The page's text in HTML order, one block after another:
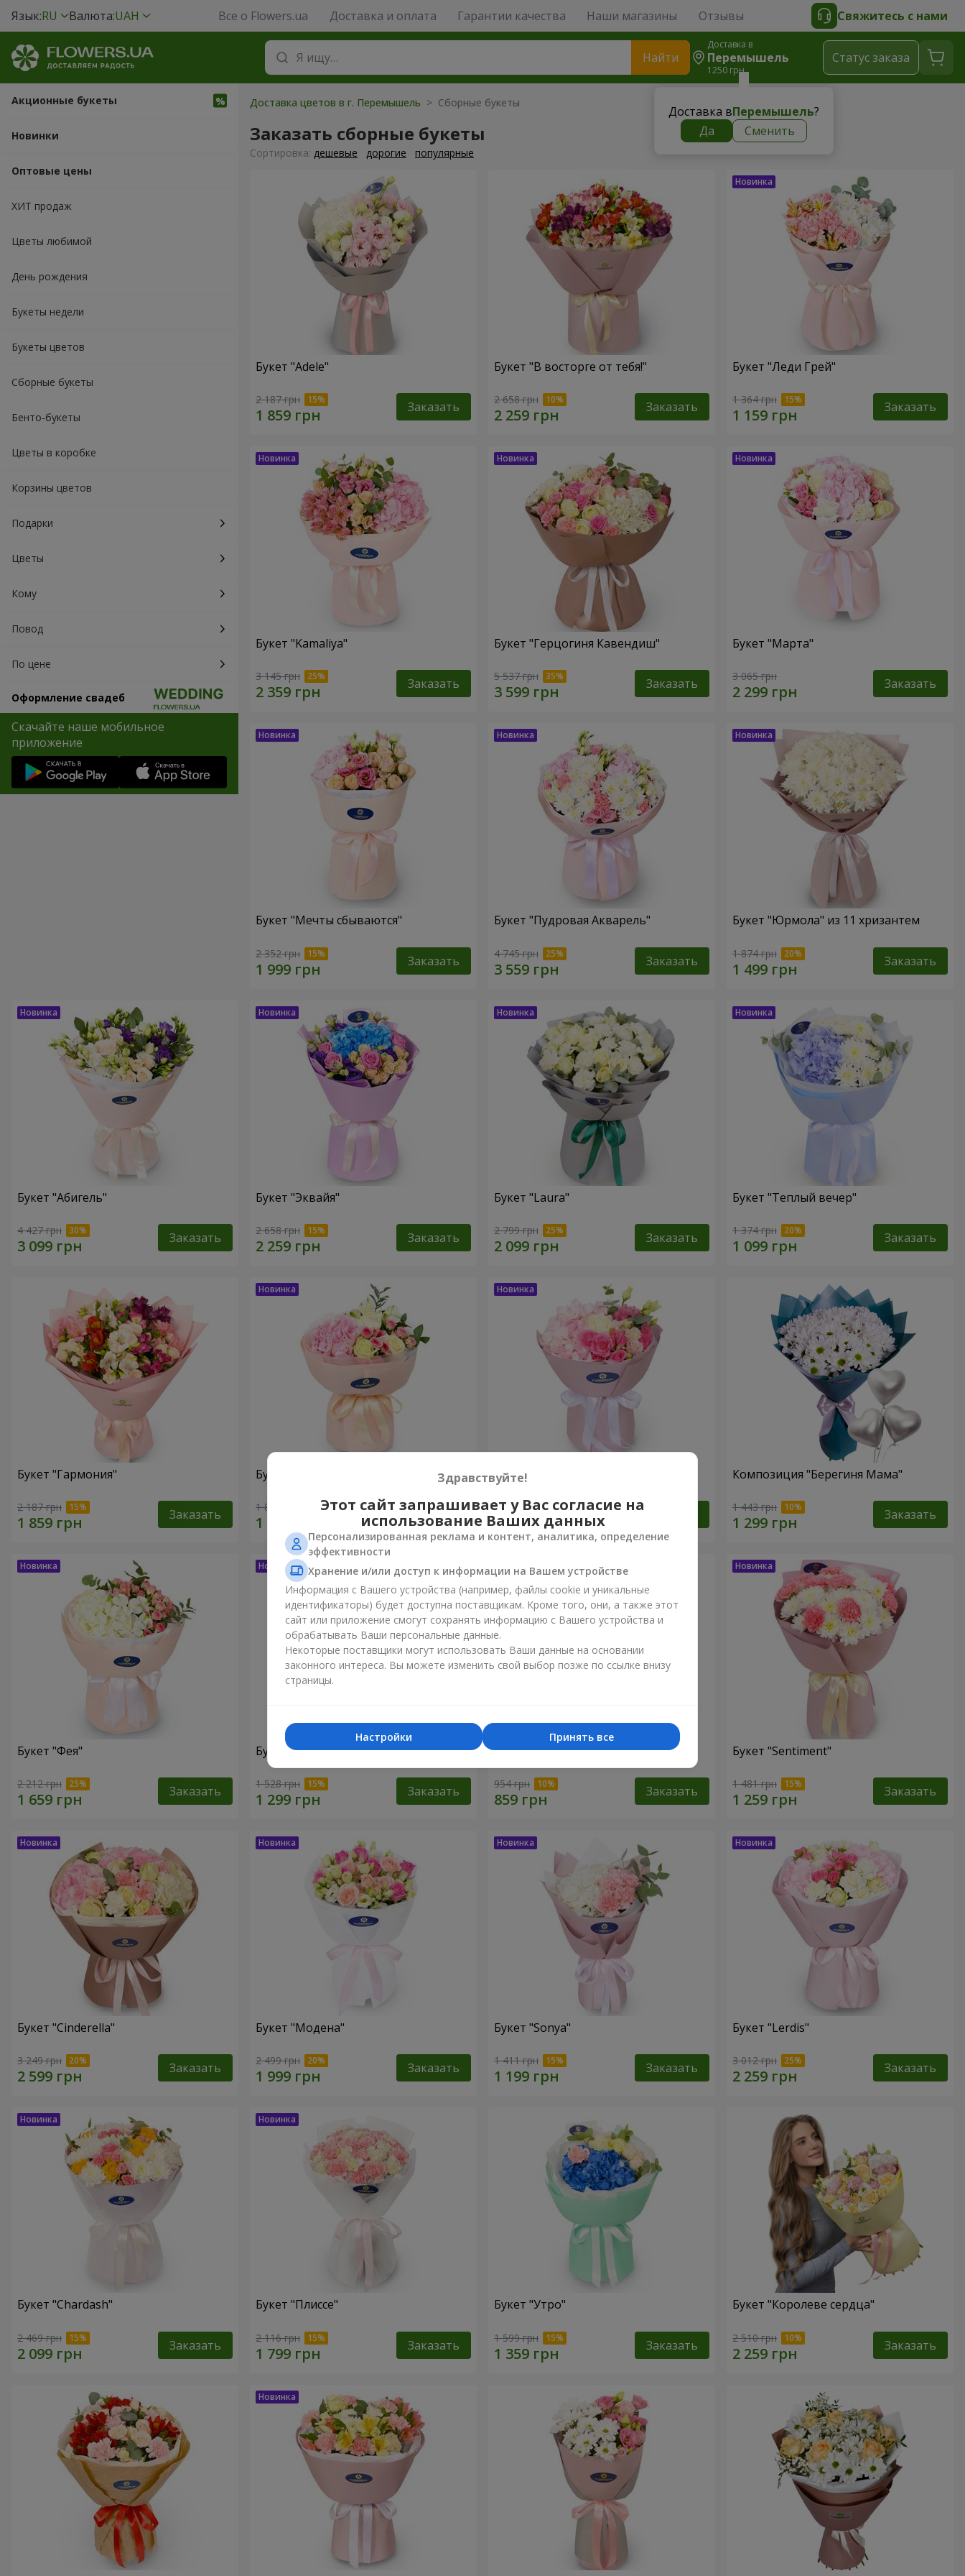
Язык:RU Валюта:UAH Все о Flowers.ua Доставка и оплата Гарантии качества Наши магазины Отзывы Свяжитесь с нами
Найти
Доставка в
Перемышель
1250 грн
Доставка вПеремышель?
Да
Сменить
Cтатус заказа
Акционные букеты
Новинки
Оптовые цены
ХИТ продаж
Цветы любимой
День рождения
Букеты недели
Букеты цветов
Сборные букеты
Бенто-букеты
Цветы в коробке
Корзины цветов
Подарки
Цветы
Кому
Повод
По цене
Оформление свадеб
Скачайте наше мобильное
приложение
Доставка цветов в г. Перемышель > Сборные букеты
Заказать сборные букеты
Cортировка: дешевые дорогие популярные
Букет "Adele"
2 187 грн Заказать
Букет "В восторге от тебя!"
2 658 грн Заказать
Букет "Леди Грей"
1 364 грн Заказать
Букет "Kamaliya"
3 145 грн Заказать
Букет "Герцогиня Кавендиш"
5 537 грн Заказать
Букет "Марта"
3 065 грн Заказать
Букет "Мечты сбываются"
2 352 грн Заказать
Букет "Пудровая Акварель"
4 745 грн Заказать
Букет "Юрмола" из 11 хризантем
1 874 грн Заказать
Букет "Абигель"
4 427 грн Заказать
Букет "Эквайя"
2 658 грн Заказать
Букет "Laura"
2 799 грн Заказать
Букет "Теплый вечер"
1 374 грн Заказать
Букет "Гармония"
2 187 грн Заказать
Букет "El Monte"
1 881 грн Заказать
Букет "Margaret"
1 666 грн
Композиция "Берегиня Мама"
1 443 грн Заказать
Букет "Фея"
2 212 грн Заказать
Букет "Юрмола" из 9 хризантем
1 528 грн Заказать
Букет "Белая гортензия"
954 грн Заказать
Букет "Sentiment"
1 481 грн Заказать
Букет "Cinderella"
3 249 грн Заказать
Букет "Модена"
2 499 грн Заказать
Букет "Sonya"
1 411 грн Заказать
Букет "Lerdis"
3 012 грн Заказать
Букет "Chardash"
2 469 грн Заказать
Букет "Плиссе"
2 116 грн Заказать
Букет "Утро"
1 599 грн Заказать
Букет "Королеве сердца"
2 510 грн Заказать
Здравствуйте!
Этот сайт запрашивает у Вас согласие на
использование Ваших данных
Персонализированная реклама и контент, аналитика, определение
эффективности
Хранение и/или доступ к информации на Вашем устройстве
Информация с Вашего устройства (например, файлы cookie и уникальные
идентификаторы) будет доступна поставщикам. Кроме того, они, а также этот
сайт или приложение смогут сохранять информацию с Вашего устройства и
обрабатывать Ваши персональные данные.
Некоторые поставщики могут использовать Ваши данные на основании
законного интереса. Вы можете изменить свой выбор позже по ссылке внизу
страницы.
Принять все
Настройки